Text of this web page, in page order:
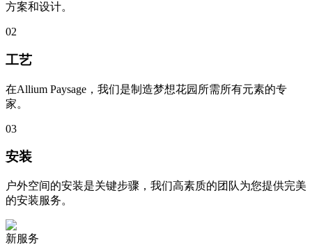
方案和设计。
02
工艺
在Allium Paysage，我们是制造梦想花园所需所有元素的专
家。
03
安装
户外空间的安装是关键步骤，我们高素质的团队为您提供完美
的安装服务。
新服务